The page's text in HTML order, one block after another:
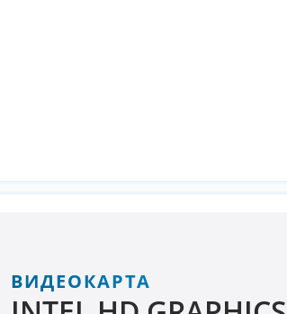
ВИДЕОКАРТА